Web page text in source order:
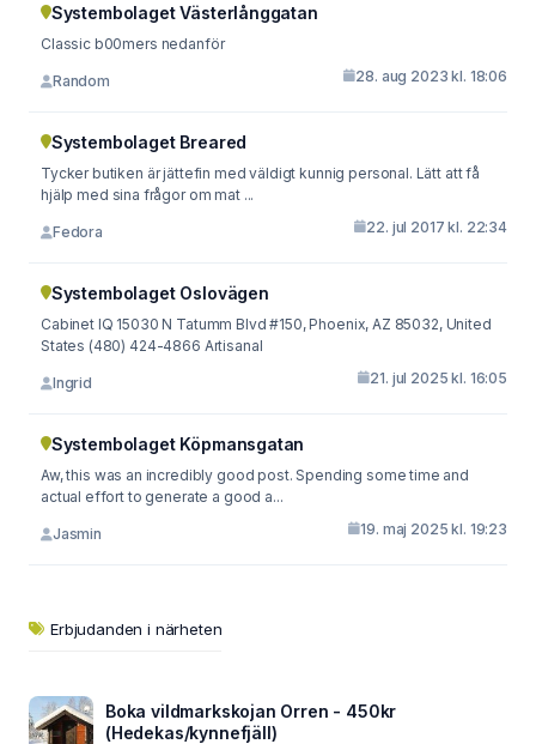
Systembolaget Västerlånggatan
Classic b00mers nedanför
Random 28. aug 2023 kl. 18:06
Systembolaget Breared
Tycker butiken är jättefin med väldigt kunnig personal. Lätt att få
hjälp med sina frågor om mat ...
Fedora 22. jul 2017 kl. 22:34
Systembolaget Oslovägen
Cabinet IQ 15030 N Tatumm Blvd #150, Phoenix, AZ 85032, United
Ѕtates (480) 424-4866 Artisanal
Ingrid 21. jul 2025 kl. 16:05
Systembolaget Köpmansgatan
Aw, this was an incredibly good post. Spending some time and
actual effort to generate a good a...
Jasmin 19. maj 2025 kl. 19:23
Erbjudanden i närheten
Boka vildmarkskojan Orren - 450kr
(Hedekas/kynnefjäll)